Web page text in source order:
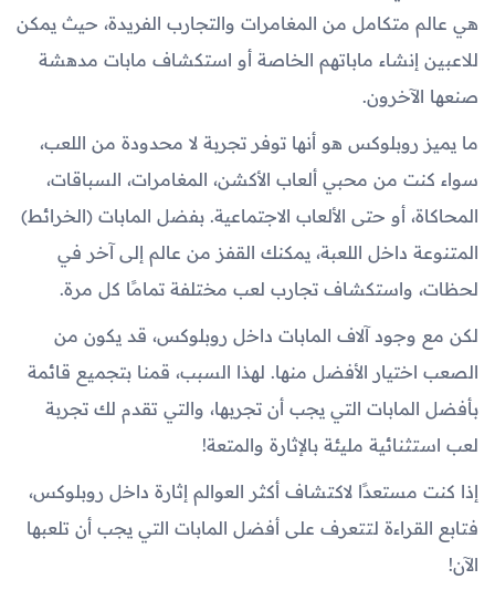
هي عالم متكامل من المغامرات والتجارب الفريدة، حيث يمكن
للاعبين إنشاء ماباتهم الخاصة أو استكشاف مابات مدهشة
صنعها الآخرون.
ما يميز روبلوكس هو أنها توفر تجربة لا محدودة من اللعب،
سواء كنت من محبي ألعاب الأكشن، المغامرات، السباقات،
المحاكاة، أو حتى الألعاب الاجتماعية. بفضل المابات (الخرائط)
المتنوعة داخل اللعبة، يمكنك القفز من عالم إلى آخر في
لحظات، واستكشاف تجارب لعب مختلفة تمامًا كل مرة.
لكن مع وجود آلاف المابات داخل روبلوكس، قد يكون من
الصعب اختيار الأفضل منها. لهذا السبب، قمنا بتجميع قائمة
بأفضل المابات التي يجب أن تجربها، والتي تقدم لك تجربة
لعب استثنائية مليئة بالإثارة والمتعة!
إذا كنت مستعدًا لاكتشاف أكثر العوالم إثارة داخل روبلوكس،
فتابع القراءة لتتعرف على أفضل المابات التي يجب أن تلعبها
الآن!